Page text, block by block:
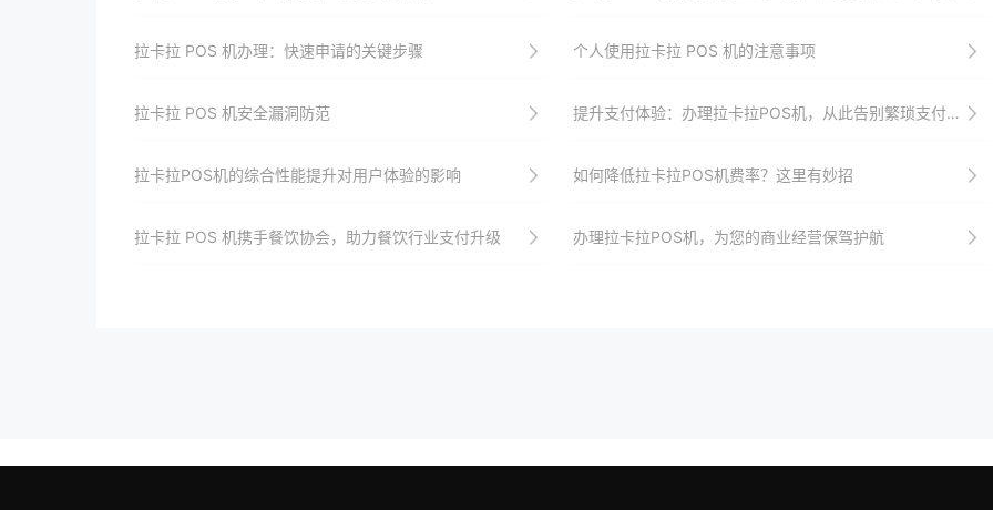
拉卡拉 POS 机办理：快速申请的关键步骤 个人使用拉卡拉 POS 机的注意事项
拉卡拉 POS 机安全漏洞防范 提升支付体验：办理拉卡拉POS机，从此告别繁琐支付流程
拉卡拉POS机的综合性能提升对用户体验的影响 如何降低拉卡拉POS机费率？这里有妙招
拉卡拉 POS 机携手餐饮协会，助力餐饮行业支付升级 办理拉卡拉POS机，为您的商业经营保驾护航